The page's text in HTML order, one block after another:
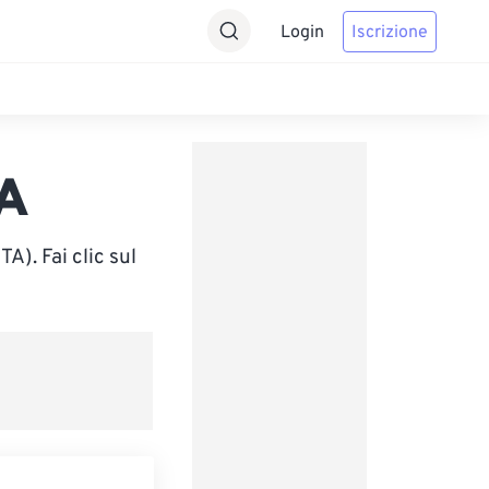
Login Iscrizione
Fai clic sul